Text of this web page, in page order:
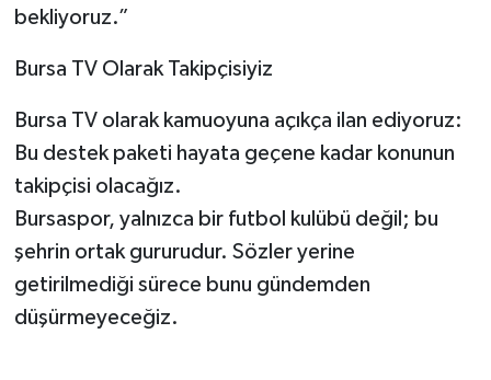
bekliyoruz.”
Bursa TV Olarak Takipçisiyiz
Bursa TV olarak kamuoyuna açıkça ilan ediyoruz:
Bu destek paketi hayata geçene kadar konunun
takipçisi olacağız.
Bursaspor, yalnızca bir futbol kulübü değil; bu
şehrin ortak gururudur. Sözler yerine
getirilmediği sürece bunu gündemden
düşürmeyeceğiz.